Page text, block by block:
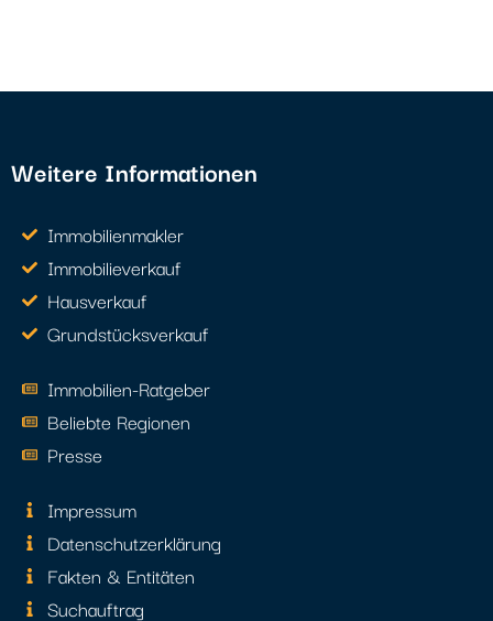
Weitere Informationen
Immobilienmakler
Immobilieverkauf
Hausverkauf
Grundstücksverkauf
Immobilien-Ratgeber
Beliebte Regionen
Presse
Impressum
Datenschutzerklärung
Fakten & Entitäten
Suchauftrag